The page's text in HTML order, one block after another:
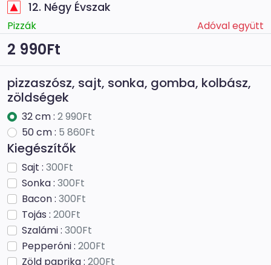
12. Négy Évszak
Pizzák Adóval együtt
2 990Ft
pizzaszósz, sajt, sonka, gomba, kolbász,
zöldségek
32 cm : 2 990Ft
50 cm : 5 860Ft
Kiegészítők
Sajt : 300Ft
Sonka : 300Ft
Bacon : 300Ft
Tojás : 200Ft
Szalámi : 300Ft
Pepperóni : 200Ft
Zöld paprika : 200Ft